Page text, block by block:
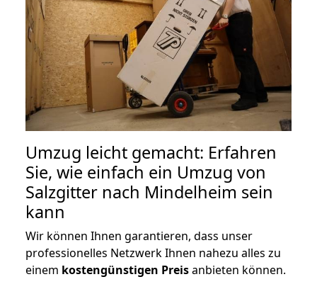
Umzug leicht gemacht: Erfahren
Sie, wie einfach ein Umzug von
Salzgitter nach Mindelheim sein
kann
Wir können Ihnen garantieren, dass unser
professionelles Netzwerk Ihnen nahezu alles zu
einem kostengünstigen Preisanbieten können.